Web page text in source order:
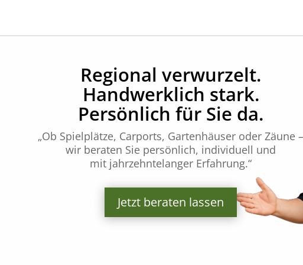
Regional verwurzelt.
Handwerklich stark.
Persönlich für Sie da.
„Ob Spielplätze, Carports, Gartenhäuser oder Zäune –
wir beraten Sie persönlich, individuell und
mit jahrzehntelanger Erfahrung.“
Jetzt beraten lassen